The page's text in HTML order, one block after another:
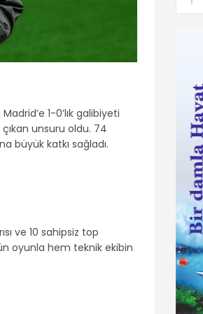
1-0’lık galibiyeti
unsuru oldu. 74
büyük katkı sağladı.
ve 10 sahipsiz top
oyunla hem teknik ekibin